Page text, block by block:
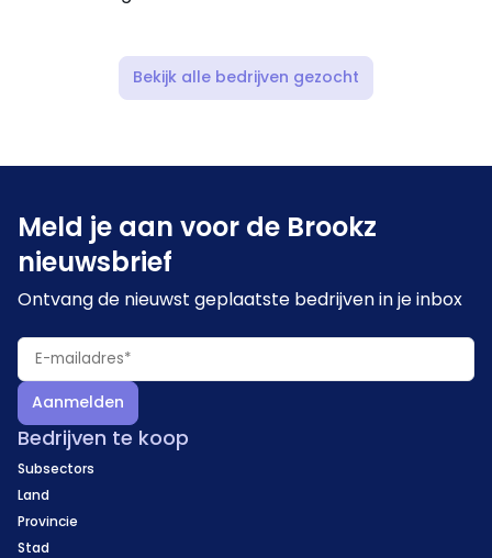
Bekijk alle bedrijven gezocht
Meld je aan voor de Brookz
nieuwsbrief
Ontvang de nieuwst geplaatste bedrijven in je inbox
Aanmelden
Bedrijven te koop
Subsectors
Land
Provincie
Stad